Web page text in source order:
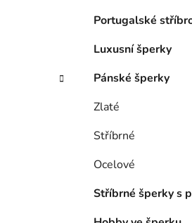
Portugalské
Luxusní šperky
Pánské šperky
Zlaté
Stříbrné
Ocelové
Stříbrné šperky s